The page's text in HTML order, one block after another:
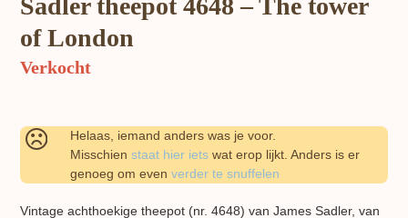
of London
Verkocht
Helaas, iemand anders was je voor.
Misschienstaat hier iets wat erop lijkt. Anders is er
genoeg om evenverder te snuffelen
Vintage achthoekige theepot (nr. 4648) van James Sadler, van